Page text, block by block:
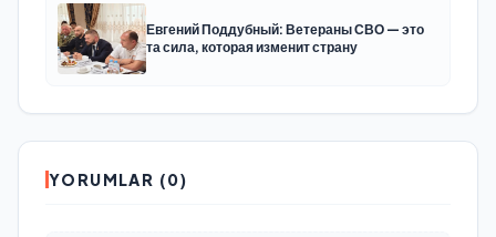
Евгений Поддубный: Ветераны СВО — это
та сила, которая изменит страну
YORUMLAR (0)